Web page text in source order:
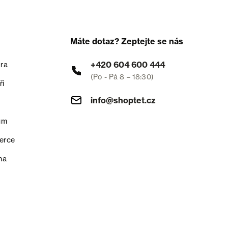
Máte dotaz? Zeptejte se nás
+420 604 600 444
(Po - Pá 8 – 18:30)
info@shoptet.cz